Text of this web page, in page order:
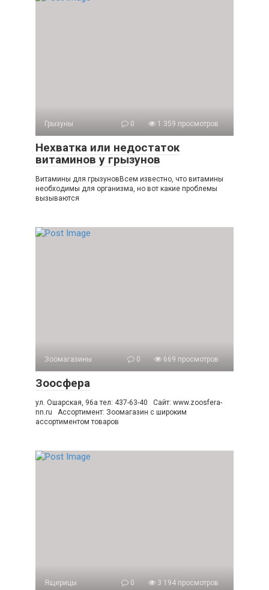
Грызуны 0 1 359 просмотров
Нехватка или недостаток
витаминов у грызунов
Витамины для грызуновВсем известно, что витамины
необходимы для организма, но вот какие проблемы
вызываются
Зоомагазины 0 669 просмотров
Зоосфера
ул. Ошарская, 96а тел: 437-63-40 Сайт: www.zoosfera-
nn.ru Ассортимент: Зоомагазин с широким
ассортиментом товаров
Ящерицы 0 3 194 просмотров